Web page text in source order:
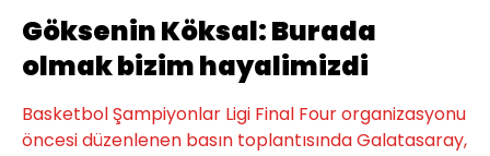
Göksenin Köksal: Burada
olmak bizim hayalimizdi
Basketbol Şampiyonlar Ligi Final Four organizasyonu
öncesi düzenlenen basın toplantısında Galatasaray,